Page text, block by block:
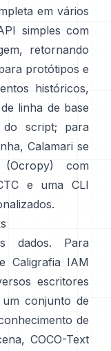
em vários
simples com
retornando
protótipos e
históricos,
linha de base
script; para
Calamari se
(Ocropy) com
e uma CLI
dados. Para
Caligrafia IAM
escritores
conjunto de
de
COCO-Text